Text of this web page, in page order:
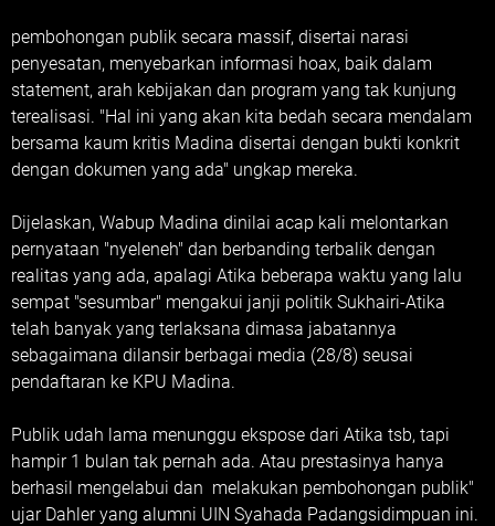
pembohongan publik secara massif, disertai narasi
penyesatan, menyebarkan informasi hoax, baik dalam
statement, arah kebijakan dan program yang tak kunjung
terealisasi. "Hal ini yang akan kita bedah secara mendalam
bersama kaum kritis Madina disertai dengan bukti konkrit
dengan dokumen yang ada" ungkap mereka.
Dijelaskan, Wabup Madina dinilai acap kali melontarkan
pernyataan "nyeleneh" dan berbanding terbalik dengan
realitas yang ada, apalagi Atika beberapa waktu yang lalu
sempat "sesumbar" mengakui janji politik Sukhairi-Atika
telah banyak yang terlaksana dimasa jabatannya
sebagaimana dilansir berbagai media (28/8) seusai
pendaftaran ke KPU Madina.
Publik udah lama menunggu ekspose dari Atika tsb, tapi
hampir 1 bulan tak pernah ada. Atau prestasinya hanya
berhasil mengelabui dan melakukan pembohongan publik"
ujar Dahler yang alumni UIN Syahada Padangsidimpuan ini.